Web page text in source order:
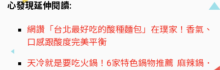
心發現延伸閱讀:
網讚「台北最好吃的酸種麵包」在璞家！香氣、
口感跟酸度完美平衡
天冷就是要吃火鍋！6家特色鍋物推薦 麻辣鍋．